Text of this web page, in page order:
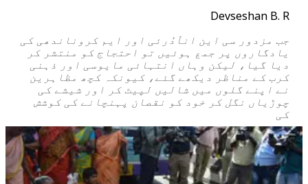
Devseshan B. R
جب مزدور سی این اناّدُرئی اور ایم کروناندھی کی
یادگاروں پر جمع ہوئیں تو احتجاج کو منتشر کر
دیا گیا، لیکن وہاں انتہائی مایوسی اور ذہنی
کرب کے مناظر دیکھے گئے، کیونکہ کچھ مظاہرین
نے اپنے گلوں میں شالیں لپیٹ کر اور شیشے کی
چوڑیاں نگل کر خود کو نقصان پہنچانے کی کوشش
کی